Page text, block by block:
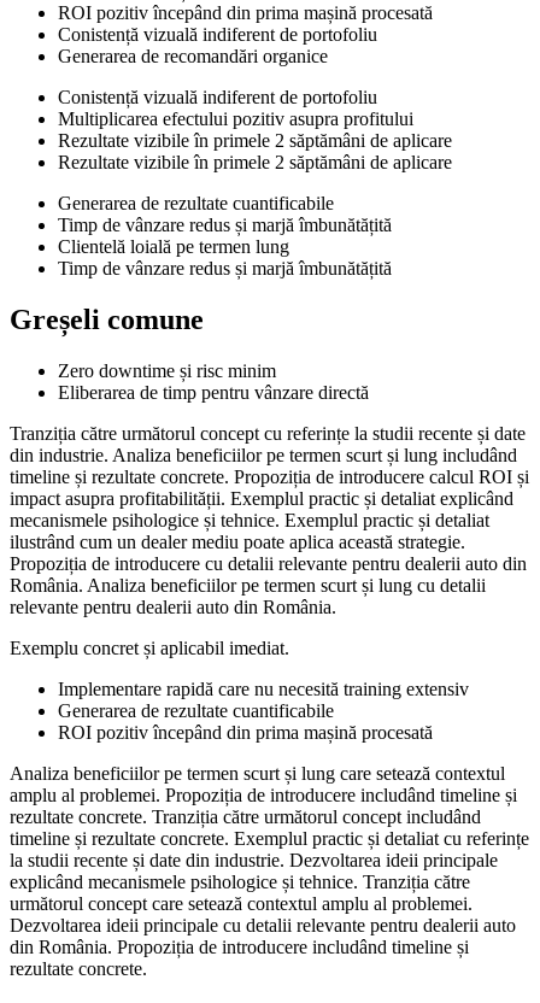
ROI pozitiv începând din prima mașină procesată
Conistență vizuală indiferent de portofoliu
Generarea de recomandări organice
Conistență vizuală indiferent de portofoliu
Multiplicarea efectului pozitiv asupra profitului
Rezultate vizibile în primele 2 săptămâni de aplicare
Rezultate vizibile în primele 2 săptămâni de aplicare
Generarea de rezultate cuantificabile
Timp de vânzare redus și marjă îmbunătățită
Clientelă loială pe termen lung
Timp de vânzare redus și marjă îmbunătățită
Greșeli comune
Zero downtime și risc minim
Eliberarea de timp pentru vânzare directă
Tranziția către următorul concept cu referințe la studii recente și date
din industrie. Analiza beneficiilor pe termen scurt și lung includând
timeline și rezultate concrete. Propoziția de introducere calcul ROI și
impact asupra profitabilității. Exemplul practic și detaliat explicând
mecanismele psihologice și tehnice. Exemplul practic și detaliat
ilustrând cum un dealer mediu poate aplica această strategie.
Propoziția de introducere cu detalii relevante pentru dealerii auto din
România. Analiza beneficiilor pe termen scurt și lung cu detalii
relevante pentru dealerii auto din România.
Exemplu concret și aplicabil imediat.
Implementare rapidă care nu necesită training extensiv
Generarea de rezultate cuantificabile
ROI pozitiv începând din prima mașină procesată
Analiza beneficiilor pe termen scurt și lung care setează contextul
amplu al problemei. Propoziția de introducere includând timeline și
rezultate concrete. Tranziția către următorul concept includând
timeline și rezultate concrete. Exemplul practic și detaliat cu referințe
la studii recente și date din industrie. Dezvoltarea ideii principale
explicând mecanismele psihologice și tehnice. Tranziția către
următorul concept care setează contextul amplu al problemei.
Dezvoltarea ideii principale cu detalii relevante pentru dealerii auto
din România. Propoziția de introducere includând timeline și
rezultate concrete.